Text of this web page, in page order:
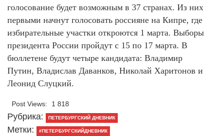
голосование будет возможным в 37 странах. Из них
первыми начнут голосовать россияне на Кипре, где
избирательные участки откроются 1 марта. Выборы
президента России пройдут с 15 по 17 марта. В
бюллетене будут четыре кандидата: Владимир
Путин, Владислав Даванков, Николай Харитонов и
Леонид Слуцкий.
Post Views: 1 818
Рубрика: ПЕТЕРБУРГСКИЙ ДНЕВНИК
Метки: #ПЕТЕРБУРГСКИЙДНЕВНИК